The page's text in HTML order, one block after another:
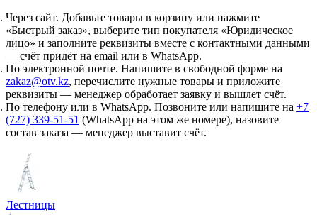
Через сайт. Добавьте товары в корзину или нажмите
«Быстрый заказ», выберите тип покупателя «Юридическое
лицо» и заполните реквизиты вместе с контактными данными
— счёт придёт на email или в WhatsApp.
По электронной почте. Напишите в свободной форме на
zakaz@otv.kz, перечислите нужные товары и приложите
реквизиты — менеджер обработает заявку и вышлет счёт.
По телефону или в WhatsApp. Позвоните или напишите на +7
(727) 339-51-51 (WhatsApp на этом же номере), назовите
состав заказа — менеджер выставит счёт.
Лестницы